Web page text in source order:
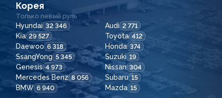
Корея
Только левый руль
Hyundai 32 346 Audi 2 771
Kia 29 527 Toyota 412
Daewoo 6 318 Honda 374
SsangYong 5 345 Suzuki 19
Genesis 4 973 Nissan 304
Mercedes Benz 8 056 Subaru 15
BMW 6 940 Mazda 15